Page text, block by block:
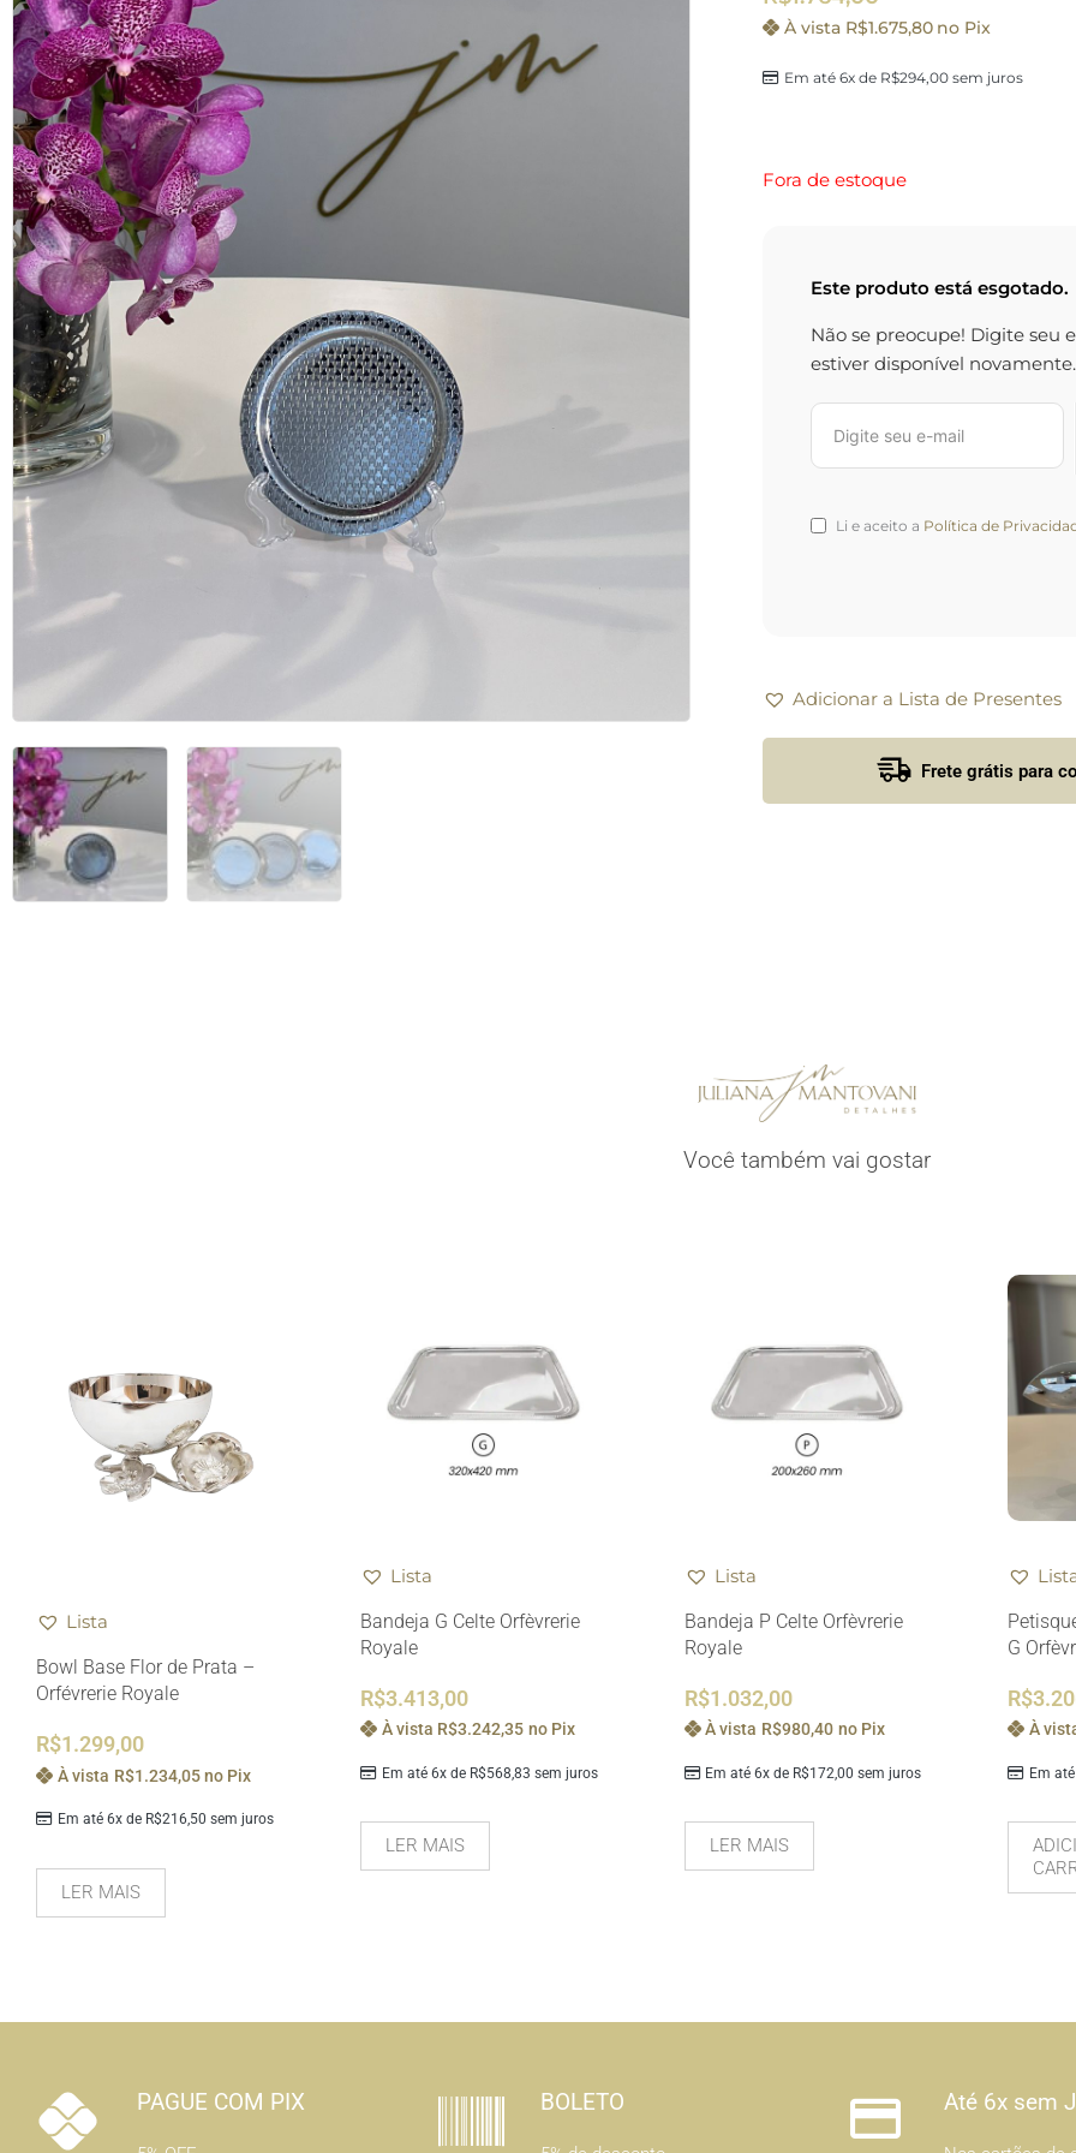
Em até 6x de R$294,00sem juros
À vista R$1.675,80 no Pix
Fora de estoque
Este produto está esgotado.
Não se preocupe! Digite seu
estiver disponível novamente.
Li e aceito a Política de
Adicionar a Lista de Presentes
Frete grátis para
Você também vai gostar
Lista
Bowl Base Flor de Prata –
Orfévrerie Royale
R$1.299,00
Em até 6x de R$216,50 sem juros
À vista R$1.234,05 no Pix
LER MAIS
Lista
Bandeja G Celte Orfèvrerie
Royale
R$3.413,00
Em até 6x de R$568,83 sem juros
À vista R$3.242,35 no Pix
LER MAIS
Lista
Bandeja P Celte Orfèvrerie
Royale
R$1.032,00
Em até 6x de R$172,00 sem juros
À vista R$980,40 no Pix
LER MAIS
G
R$
Em
À
PAGUE COM PIX BOLETO Até 6x sem